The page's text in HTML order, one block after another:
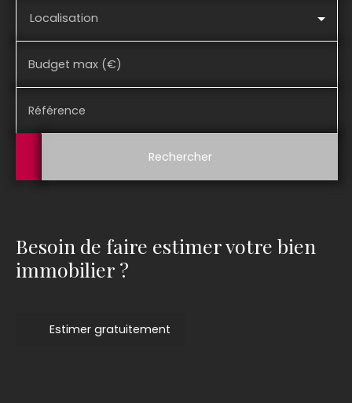
Localisation
Budget max (€)
Référence
Rechercher
Besoin de faire estimer votre bien
immobilier ?
Estimer gratuitement